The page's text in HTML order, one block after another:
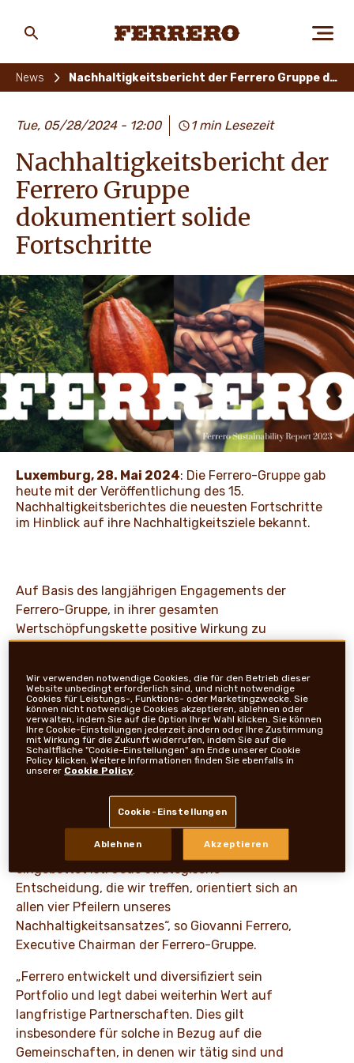
ÜBER FERRERO
MENSCH UND UMWELT
UNSERE MARKEN
KARRIERE
NEWS UND STORYS
main
News Nachhaltigkeitsbericht der Ferrero Gruppe dokumentiert solide Fortschritte
Tue, 05/28/2024 - 12:00 1 min Lesezeit
Nachhaltigkeitsbericht der
Ferrero Gruppe
dokumentiert solide
Fortschritte
Luxemburg, 28. Mai 2024: Die Ferrero-Gruppe gab
heute mit der Veröffentlichung des 15.
Nachhaltigkeitsberichtes die neuesten Fortschritte
im Hinblick auf ihre Nachhaltigkeitsziele bekannt.
Auf Basis des langjährigen Engagements der
Ferrero-Gruppe, in ihrer gesamten
Wertschöpfungskette positive Wirkung zu
Unternehmens auf. Dies sind: Umweltschutz,
nachhaltige Beschaffung von Zutaten,
Förderung eines verantwortungsvollen Konsums
und Befähigung von Menschen.
„Die Ferrero-Gruppe erkennt die entscheidende
Rolle an, die das Unternehmen beim Schutz der
Natur für zukünftige Generationen spielt. Durch
konkretes Engagement bekräftigen wir, dass
Nachhaltigkeit in die langfristige Strategie
eingebettet ist. Jede strategische
Entscheidung, die wir treffen, orientiert sich an
allen vier Pfeilern unseres
Nachhaltigkeitsansatzes“, so Giovanni Ferrero,
Executive Chairman der Ferrero-Gruppe.
„Ferrero entwickelt und diversifiziert sein
Portfolio und legt dabei weiterhin Wert auf
langfristige Partnerschaften. Dies gilt
insbesondere für solche in Bezug auf die
Gemeinschaften, in denen wir tätig sind und
Wir verwenden notwendige Cookies, die für den Betrieb dieser
Website unbedingt erforderlich sind, und nicht notwendige
Cookies für Leistungs-, Funktions- oder Marketingzwecke. Sie
können nicht notwendige Cookies akzeptieren, ablehnen oder
verwalten, indem Sie auf die Option Ihrer Wahl klicken. Sie können
Ihre Cookie-Einstellungen jederzeit ändern oder Ihre Zustimmung
mit Wirkung für die Zukunft widerrufen, indem Sie auf die
Schaltfläche "Cookie-Einstellungen" am Ende unserer Cookie
Policy klicken. Weitere Informationen finden Sie ebenfalls in
unserer Cookie Policy
Cookie-Einstellungen
Ablehnen Akzeptieren